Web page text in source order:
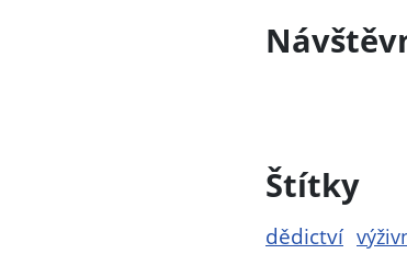
Štítky
dědictví